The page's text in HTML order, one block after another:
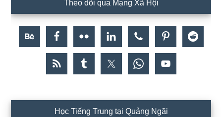
Theo dõi qua Mạng Xã Hội
Học Tiếng Trung tại Quảng Ngãi